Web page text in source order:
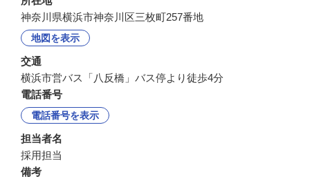
神奈川県横浜市神奈川区三枚町257番地
地図を表示
交通
横浜市営バス「八反橋」バス停より徒歩4分
電話番号
電話番号を表示
担当者名
採用担当
備考